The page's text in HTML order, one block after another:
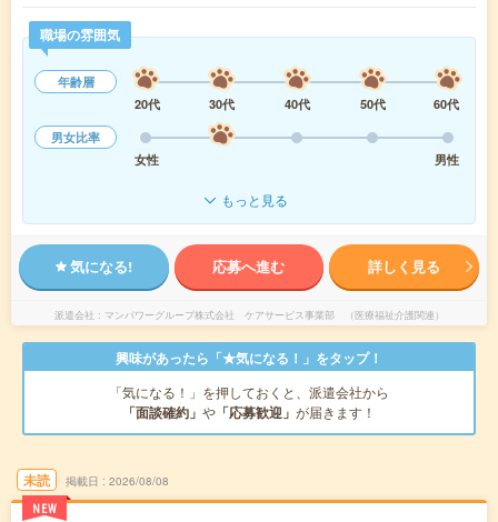
職場の雰囲気
年齢層
20代
30代 40代 50代
60代
男女比率
女性
男性
もっと見る
気になる! 応募へ進む 詳しく見る
派遣会社 マンパワーグループ株式会社 ケアサービス事業部 （医療福祉介護関連）
興味があったら「★気になる！」をタップ！
「気になる！」を押しておくと、派遣会社から
「面談確約」 や 「応募歓迎」 が届きます！
未読
NEW
掲載日 2026/08/08